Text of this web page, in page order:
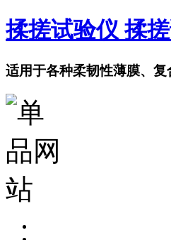
揉搓试验仪 揉
适用于各种柔韧性薄膜、